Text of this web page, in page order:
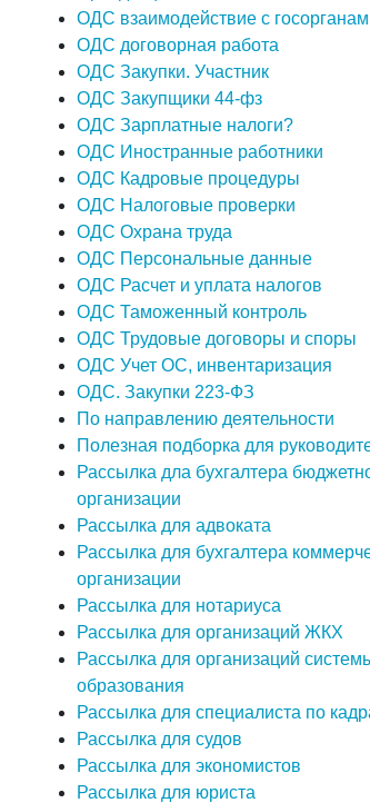
ОДС взаимодействие с
ОДС договорная работа
ОДС Закупки. Участник
ОДС Закупщики 44-фз
ОДС Зарплатные налоги?
ОДС Иностранные работники
ОДС Кадровые процедуры
ОДС Налоговые проверки
ОДС Охрана труда
ОДС Персональные данные
ОДС Расчет и уплата налогов
ОДС Таможенный контроль
ОДС Трудовые договоры и споры
ОДС Учет ОС, инвентаризация
ОДС. Закупки 223-ФЗ
По направлению деятельности
Полезная подборка для
Рассылка дла бухгалтера
организации
Рассылка для адвоката
Рассылка для бухгалтера
организации
Рассылка для нотариуса
Рассылка для организаций ЖКХ
Рассылка для организаций
образования
Рассылка для специалиста по
Рассылка для судов
Рассылка для экономистов
Рассылка для юриста